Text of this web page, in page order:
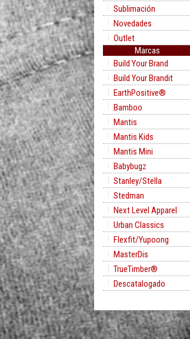
Sublimación
Novedades
Outlet
Marcas
Build Your Brand
Build Your Brandit
EarthPositive®
Bamboo
Mantis
Mantis Kids
Mantis Mini
Babybugz
Stanley/Stella
Stedman
Next Level Apparel
Urban Classics
Flexfit/Yupoong
MasterDis
TrueTimber®
Descatalogado